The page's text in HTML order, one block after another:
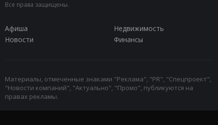
Все права защищены.
Афиша
Недвижимость
Новости
Финансы
Материалы, отмеченные знаками "Реклама", "PR", "Спецпроект",
"Новости компаний", "Актуально", "Промо", публикуются на
правах рекламы.